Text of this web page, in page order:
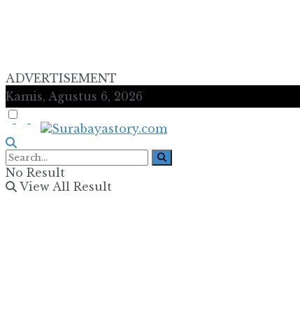
ADVERTISEMENT
Kamis, Agustus 6, 2026
No Result
View All Result